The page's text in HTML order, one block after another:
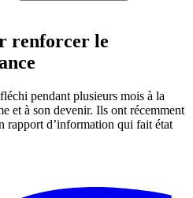
renforcer le
pendant plusieurs mois à la
et à son devenir. Ils ont récemment
rapport d’information qui fait état